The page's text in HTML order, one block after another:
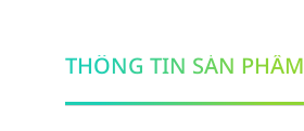
THÔNG TIN SẢN PHẨM